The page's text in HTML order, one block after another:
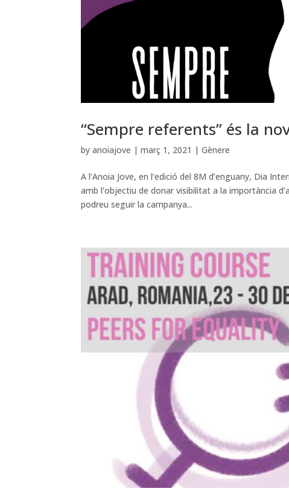
“Sempre referents” és la
byanoiajove |març 1, 2021 |Gènere
A l’Anoia Jove, en l’edició del 8M d’enguany, Dia
amb l’objectiu de donar visibilitat a la importància
podreu seguir la campanya...